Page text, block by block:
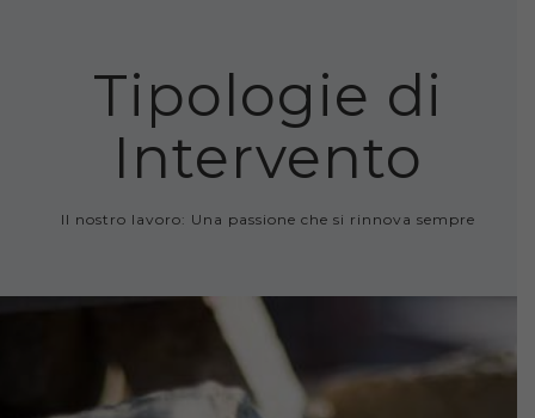
Tipologie di
Intervento
Il nostro lavoro: Una passione che si rinnova sempre